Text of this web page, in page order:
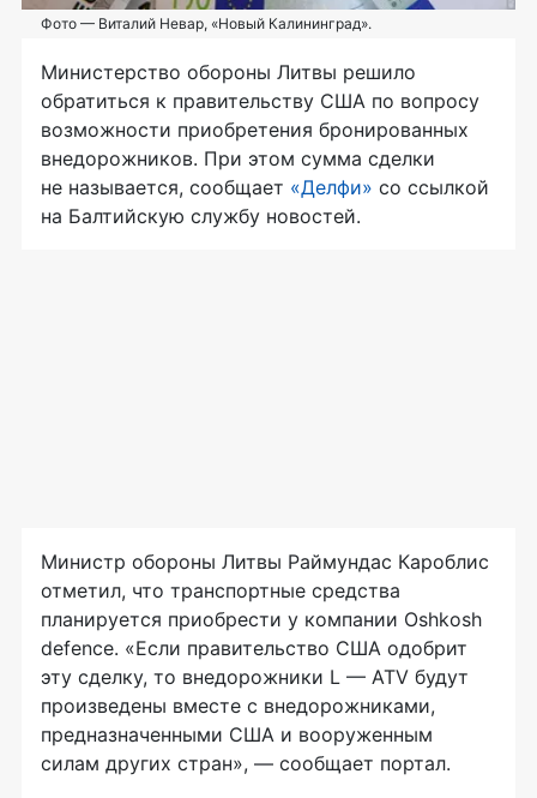
Фото — Виталий Невар, «Новый Калининград».
Министерство обороны Литвы решило
обратиться к правительству США по вопросу
возможности приобретения бронированных
внедорожников. При этом сумма сделки
не называется, сообщает «Делфи» со ссылкой
на Балтийскую службу новостей.
Министр обороны Литвы Раймундас Кароблис
отметил, что транспортные средства
планируется приобрести у компании Oshkosh
defence. «Если правительство США одобрит
эту сделку, то внедорожники L — ATV будут
произведены вместе с внедорожниками,
предназначенными США и вооруженным
силам других стран», — сообщает портал.